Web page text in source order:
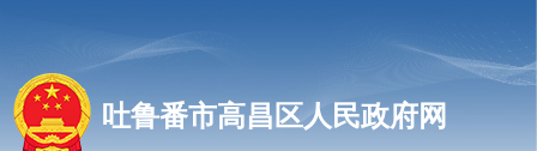
吐鲁番市高昌区人民政府网